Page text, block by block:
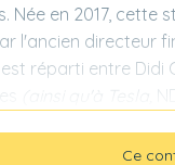
Née en 2017,
l'ancien directeur
réparti entre Didi
(ainsi qu'à Tesla,
Ce